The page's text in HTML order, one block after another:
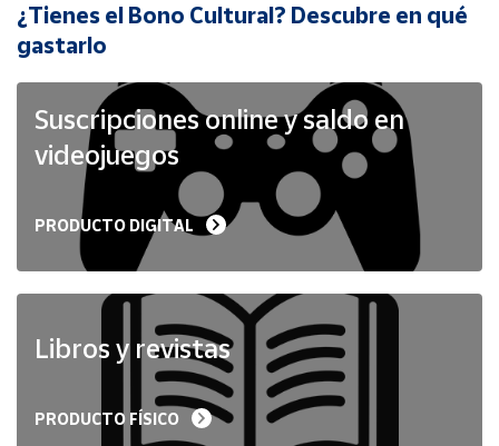
Cuenta
Ubicación
Península
Baleares
Melilla
¿Tienes el Bono Cultural? Descubre en qué
gastarlo
Suscripciones online y saldo en
videojuegos
PRODUCTO DIGITAL
Libros y revistas
PRODUCTO FÍSICO